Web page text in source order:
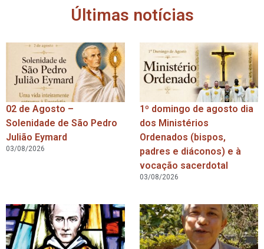
Últimas notícias
02 de Agosto –
Solenidade de São Pedro
Julião Eymard
03/08/2026
1º domingo de agosto dia
dos Ministérios
Ordenados (bispos,
padres e diáconos) e à
vocação sacerdotal
03/08/2026